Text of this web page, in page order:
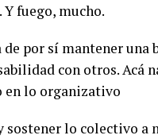
fuego, mucho.
de por sí mantener
con otros. Acá
en lo organizativo
sostener lo colectivo a